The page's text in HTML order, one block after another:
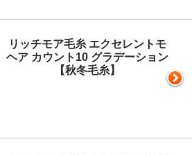
リッチモア毛糸 エクセレントモ
ヘア カウント10 グラデーション
【秋冬毛糸】